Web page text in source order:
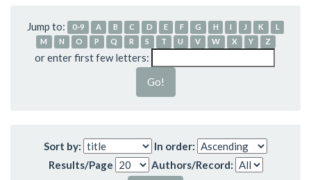
Jump to: 0-9 A B C D E F G H I J K
L
M
N O P Q R S T U V W X Y Z
or enter first few letters:
Sort by:
In order:
Results/Page
Authors/Record: